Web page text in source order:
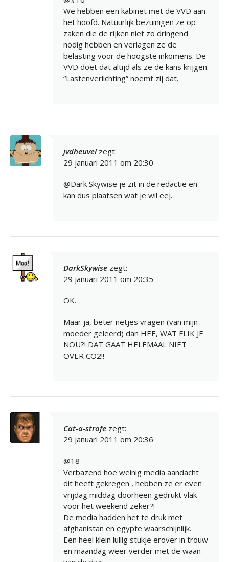
We hebben een kabinet met de VVD aan
het hoofd. Natuurlijk bezuinigen ze op
zaken die de rijken niet zo dringend
nodig hebben en verlagen ze de
belasting voor de hoogste inkomens. De
VVD doet dat altijd als ze de kans krijgen.
“Lastenverlichting” noemt zij dat.
jvdheuvel zegt:
29 januari 2011 om 20:30
@Dark Skywise je zit in de redactie en
kan dus plaatsen wat je wil eej.
DarkSkywise zegt:
29 januari 2011 om 20:35
OK.
Maar ja, beter netjes vragen (van mijn
moeder geleerd) dan HEE, WAT FLIK JE
NOU?! DAT GAAT HELEMAAL NIET
OVER CO2!!
Cat-a-strofe zegt:
29 januari 2011 om 20:36
@18
Verbazend hoe weinig media aandacht
dit heeft gekregen , hebben ze er even
vrijdag middag doorheen gedrukt vlak
voor het weekend zeker?!
De media hadden het te druk met
afghanistan en egypte waarschijnlijk.
Een heel klein lullig stukje erover in trouw
en maandag weer verder met de waan